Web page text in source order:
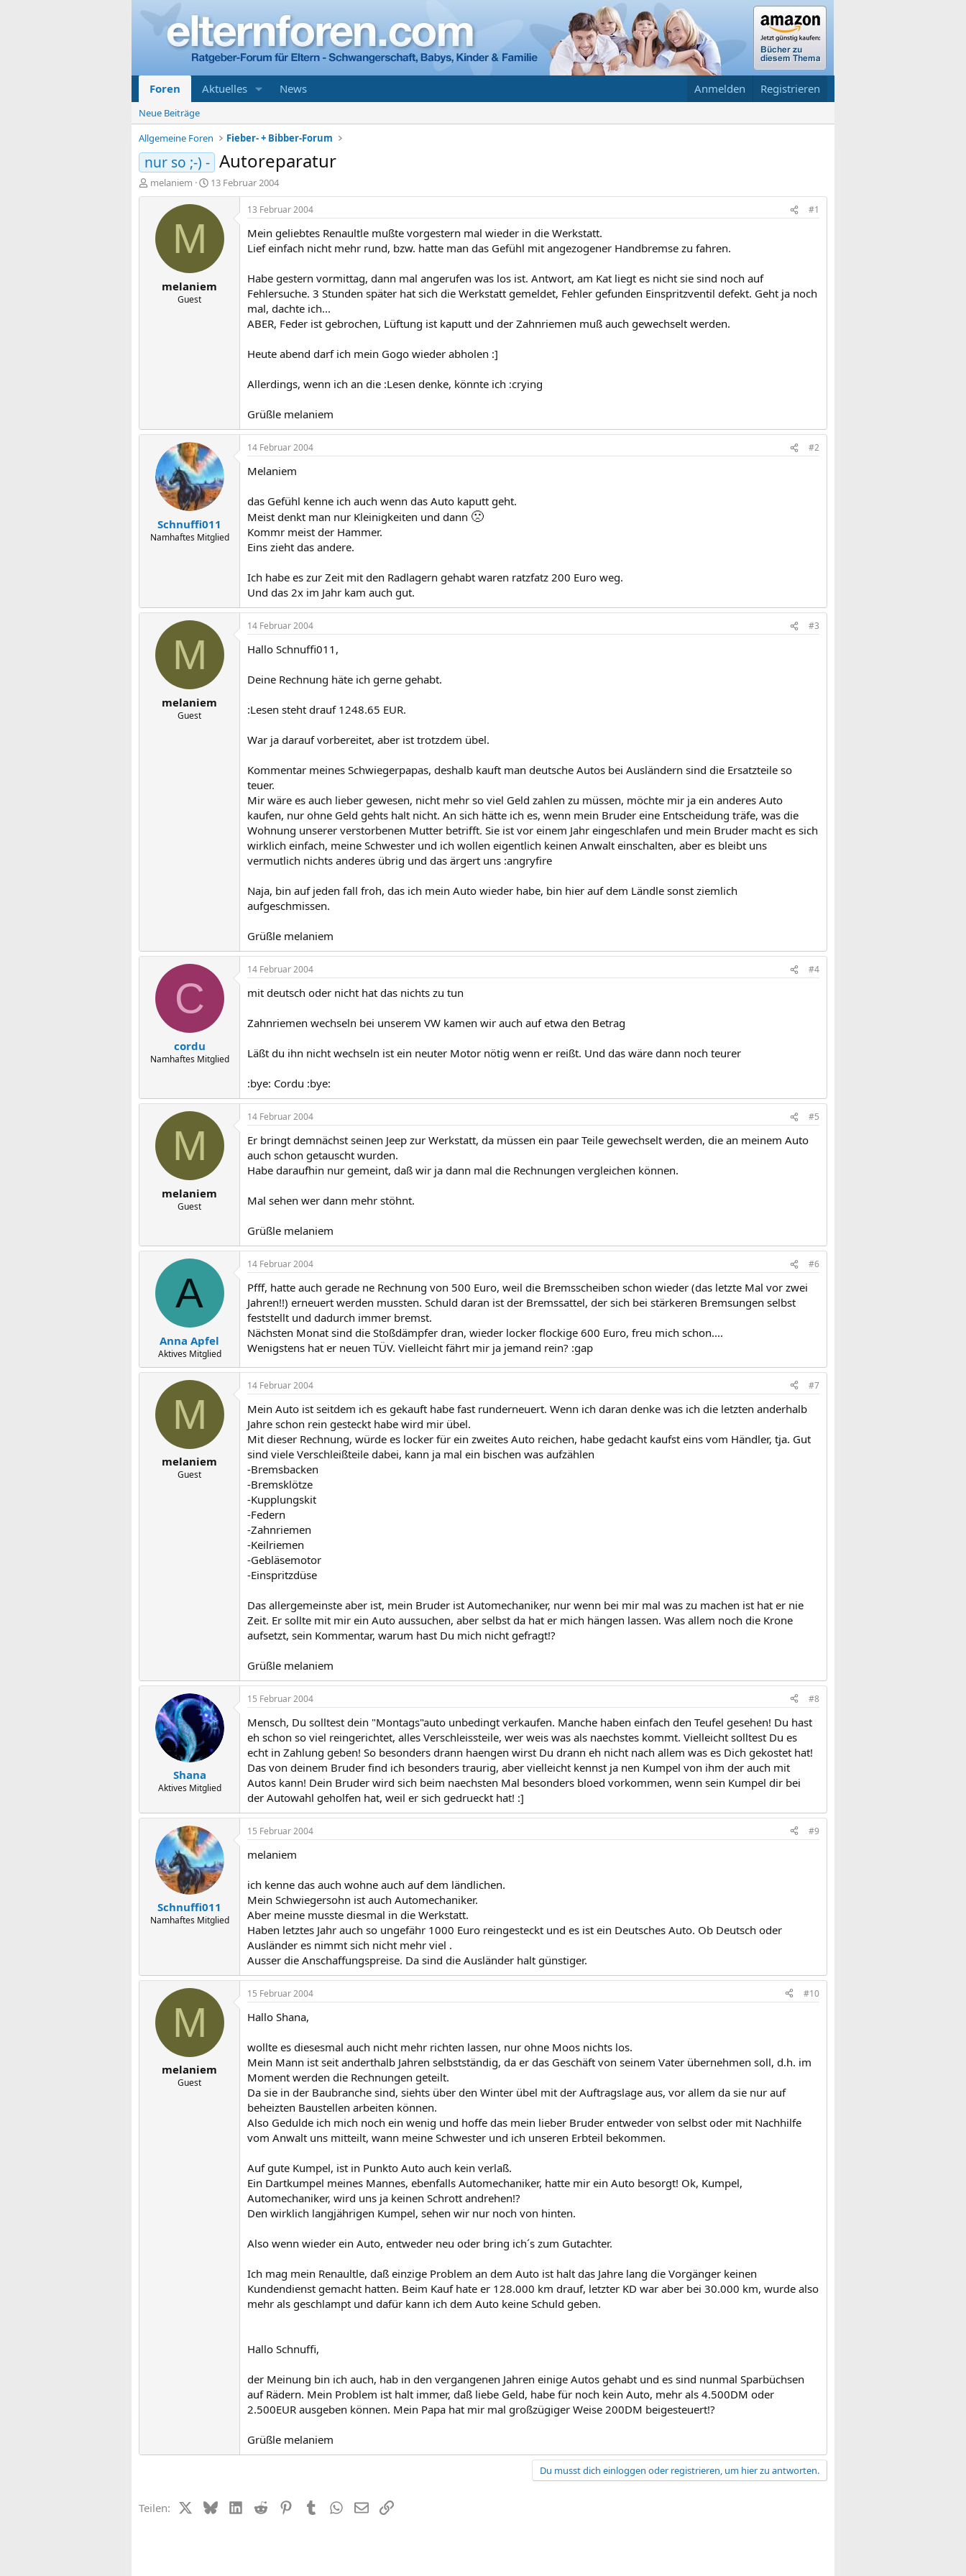
Foren Aktuelles News Anmelden Registrieren
Neue Beiträge
Allgemeine Foren
Fieber- + Bibber-Forum
nur so ;-) - Autoreparatur
E
r
melaniem
E
r
s
a
13 Februar 2004
M
melaniem
Guest
13 Februar 2004 #1
Mein geliebtes Renaultle mußte vorgestern mal wieder in die Werkstatt.
Lief einfach nicht mehr rund, bzw. hatte man das Gefühl mit angezogener Handbremse zu fahren.
Habe gestern vormittag, dann mal angerufen was los ist. Antwort, am Kat liegt es nicht sie sind noch auf
Fehlersuche. 3 Stunden später hat sich die Werkstatt gemeldet, Fehler gefunden Einspritzventil defekt. Geht ja noch
mal, dachte ich...
ABER, Feder ist gebrochen, Lüftung ist kaputt und der Zahnriemen muß auch gewechselt werden.
Heute abend darf ich mein Gogo wieder abholen :]
Allerdings, wenn ich an die :Lesen denke, könnte ich :crying
Grüßle melaniem
Schnuffi011
Namhaftes Mitglied
14 Februar 2004 #2
Melaniem
das Gefühl kenne ich auch wenn das Auto kaputt geht.
Meist denkt man nur Kleinigkeiten und dann 🙁
Kommr meist der Hammer.
Eins zieht das andere.
Ich habe es zur Zeit mit den Radlagern gehabt waren ratzfatz 200 Euro weg.
Und das 2x im Jahr kam auch gut.
M
melaniem
Guest
14 Februar 2004 #3
Hallo Schnuffi011,
Deine Rechnung häte ich gerne gehabt.
:Lesen steht drauf 1248.65 EUR.
War ja darauf vorbereitet, aber ist trotzdem übel.
Kommentar meines Schwiegerpapas, deshalb kauft man deutsche Autos bei Ausländern sind die Ersatzteile so
teuer.
Mir wäre es auch lieber gewesen, nicht mehr so viel Geld zahlen zu müssen, möchte mir ja ein anderes Auto
kaufen, nur ohne Geld gehts halt nicht. An sich hätte ich es, wenn mein Bruder eine Entscheidung träfe, was die
Wohnung unserer verstorbenen Mutter betrifft. Sie ist vor einem Jahr eingeschlafen und mein Bruder macht es sich
wirklich einfach, meine Schwester und ich wollen eigentlich keinen Anwalt einschalten, aber es bleibt uns
vermutlich nichts anderes übrig und das ärgert uns :angryfire
Naja, bin auf jeden fall froh, das ich mein Auto wieder habe, bin hier auf dem Ländle sonst ziemlich
aufgeschmissen.
Grüßle melaniem
C
cordu
Namhaftes Mitglied
14 Februar 2004 #4
mit deutsch oder nicht hat das nichts zu tun
Zahnriemen wechseln bei unserem VW kamen wir auch auf etwa den Betrag
Läßt du ihn nicht wechseln ist ein neuter Motor nötig wenn er reißt. Und das wäre dann noch teurer
:bye: Cordu :bye:
M
melaniem
Guest
14 Februar 2004 #5
Er bringt demnächst seinen Jeep zur Werkstatt, da müssen ein paar Teile gewechselt werden, die an meinem Auto
auch schon getauscht wurden.
Habe daraufhin nur gemeint, daß wir ja dann mal die Rechnungen vergleichen können.
Mal sehen wer dann mehr stöhnt.
Grüßle melaniem
A
Anna Apfel
Aktives Mitglied
14 Februar 2004 #6
Pfff, hatte auch gerade ne Rechnung von 500 Euro, weil die Bremsscheiben schon wieder (das letzte Mal vor zwei
Jahren!!) erneuert werden mussten. Schuld daran ist der Bremssattel, der sich bei stärkeren Bremsungen selbst
feststellt und dadurch immer bremst.
Nächsten Monat sind die Stoßdämpfer dran, wieder locker flockige 600 Euro, freu mich schon....
Wenigstens hat er neuen TÜV. Vielleicht fährt mir ja jemand rein? :gap
M
melaniem
Guest
14 Februar 2004 #7
Mein Auto ist seitdem ich es gekauft habe fast runderneuert. Wenn ich daran denke was ich die letzten anderhalb
Jahre schon rein gesteckt habe wird mir übel.
Mit dieser Rechnung, würde es locker für ein zweites Auto reichen, habe gedacht kaufst eins vom Händler, tja. Gut
sind viele Verschleißteile dabei, kann ja mal ein bischen was aufzählen
-Bremsbacken
-Bremsklötze
-Kupplungskit
-Federn
-Zahnriemen
-Keilriemen
-Gebläsemotor
-Einspritzdüse
Das allergemeinste aber ist, mein Bruder ist Automechaniker, nur wenn bei mir mal was zu machen ist hat er nie
Zeit. Er sollte mit mir ein Auto aussuchen, aber selbst da hat er mich hängen lassen. Was allem noch die Krone
aufsetzt, sein Kommentar, warum hast Du mich nicht gefragt!?
Grüßle melaniem
Shana
Aktives Mitglied
15 Februar 2004 #8
Mensch, Du solltest dein "Montags"auto unbedingt verkaufen. Manche haben einfach den Teufel gesehen! Du hast
eh schon so viel reingerichtet, alles Verschleissteile, wer weis was als naechstes kommt. Vielleicht solltest Du es
echt in Zahlung geben! So besonders drann haengen wirst Du drann eh nicht nach allem was es Dich gekostet hat!
Das von deinem Bruder find ich besonders traurig, aber vielleicht kennst ja nen Kumpel von ihm der auch mit
Autos kann! Dein Bruder wird sich beim naechsten Mal besonders bloed vorkommen, wenn sein Kumpel dir bei
der Autowahl geholfen hat, weil er sich gedrueckt hat! :]
Schnuffi011
Namhaftes Mitglied
15 Februar 2004 #9
melaniem
ich kenne das auch wohne auch auf dem ländlichen.
Mein Schwiegersohn ist auch Automechaniker.
Aber meine musste diesmal in die Werkstatt.
Haben letztes Jahr auch so ungefähr 1000 Euro reingesteckt und es ist ein Deutsches Auto. Ob Deutsch oder
Ausländer es nimmt sich nicht mehr viel .
Ausser die Anschaffungspreise. Da sind die Ausländer halt günstiger.
M
melaniem
Guest
15 Februar 2004 #10
Hallo Shana,
wollte es diesesmal auch nicht mehr richten lassen, nur ohne Moos nichts los.
Mein Mann ist seit anderthalb Jahren selbstständig, da er das Geschäft von seinem Vater übernehmen soll, d.h. im
Moment werden die Rechnungen geteilt.
Da sie in der Baubranche sind, siehts über den Winter übel mit der Auftragslage aus, vor allem da sie nur auf
beheizten Baustellen arbeiten können.
Also Gedulde ich mich noch ein wenig und hoffe das mein lieber Bruder entweder von selbst oder mit Nachhilfe
vom Anwalt uns mitteilt, wann meine Schwester und ich unseren Erbteil bekommen.
Auf gute Kumpel, ist in Punkto Auto auch kein verlaß.
Ein Dartkumpel meines Mannes, ebenfalls Automechaniker, hatte mir ein Auto besorgt! Ok, Kumpel,
Automechaniker, wird uns ja keinen Schrott andrehen!?
Den wirklich langjährigen Kumpel, sehen wir nur noch von hinten.
Also wenn wieder ein Auto, entweder neu oder bring ich´s zum Gutachter.
Ich mag mein Renaultle, daß einzige Problem an dem Auto ist halt das Jahre lang die Vorgänger keinen
Kundendienst gemacht hatten. Beim Kauf hate er 128.000 km drauf, letzter KD war aber bei 30.000 km, wurde also
mehr als geschlampt und dafür kann ich dem Auto keine Schuld geben.
Hallo Schnuffi,
der Meinung bin ich auch, hab in den vergangenen Jahren einige Autos gehabt und es sind nunmal Sparbüchsen
auf Rädern. Mein Problem ist halt immer, daß liebe Geld, habe für noch kein Auto, mehr als 4.500DM oder
2.500EUR ausgeben können. Mein Papa hat mir mal großzügiger Weise 200DM beigesteuert!?
Grüßle melaniem
Du musst dich einloggen oder registrieren, um hier zu antworten.
Teilen: X (Twitter)
BlueskyLinkedIn
Reddit PinterestTumblrWhatsApp
E-MailLink